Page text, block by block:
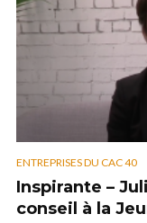
ENTREPRISES DU CAC 40
Inspirante –
conseil à la